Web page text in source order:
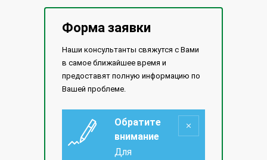
Форма заявки
Наши консультанты свяжутся с Вами
в самое ближайшее время и
предоставят полную информацию по
Вашей проблеме.
Обратите
внимание
Для